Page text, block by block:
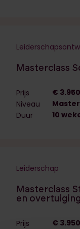
Masterclass
Prijs
€
Niveau
Master
Duur
10
Leiderschap
Masterclass
en
Prijs
€